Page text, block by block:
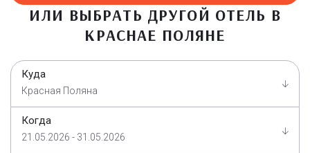
ИЛИ ВЫБРАТЬ ДРУГОЙ ОТЕЛЬ В
КРАСНАЕ ПОЛЯНЕ
Куда
Красная Поляна
Когда
21.05.2026 - 31.05.2026